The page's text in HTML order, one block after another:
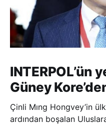
INTERPOL’ün
Güney
Çinli Mıng Hongvey’in
ardından boşalan